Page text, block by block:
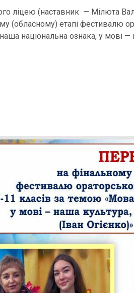
ліцею (наставник — Мілюта
(обласному) етапі фестивалю
національна ознака, у мові —